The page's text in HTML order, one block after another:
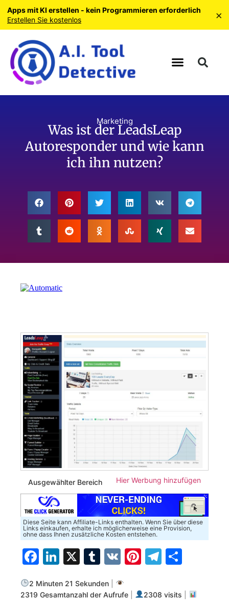
Marketing
Was ist der LeadsLeap
Autoresponder und wie kann
ich ihn nutzen?
Ausgewählter Bereich Hier Werbung hinzufügen
Diese Seite kann Affiliate-Links enthalten. Wenn Sie über diese
Links einkaufen, erhalte ich möglicherweise eine Provision,
ohne dass Ihnen zusätzliche Kosten entstehen.
Facebook
LinkedIn
X Tumblr
VK Pinterest
2 Minuten 21 Sekunden
2319 Gesamtanzahl der Aufrufe
2308 visits
Apps mit KI erstellen - kein Programmieren erforderlich
Erstellen Sie kostenlos
×